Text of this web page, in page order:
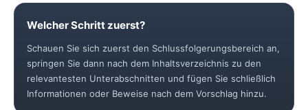
Welcher Schritt zuerst?
Schauen Sie sich zuerst den Schlussfolgerungsbereich an,
springen Sie dann nach dem Inhaltsverzeichnis zu den
relevantesten Unterabschnitten und fügen Sie schließlich
Informationen oder Beweise nach dem Vorschlag hinzu.